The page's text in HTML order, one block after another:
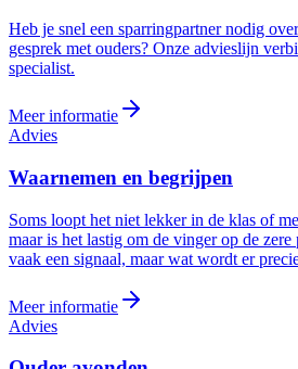
Heb je snel een sparringpartner nodig
gesprek met ouders? Onze advieslijn
specialist.
Meer informatie
Advies
Waarnemen en begrijpen
Soms loopt het niet lekker in de klas of
maar is het lastig om de vinger op de
vaak een signaal, maar wat wordt er
Meer informatie
Advies